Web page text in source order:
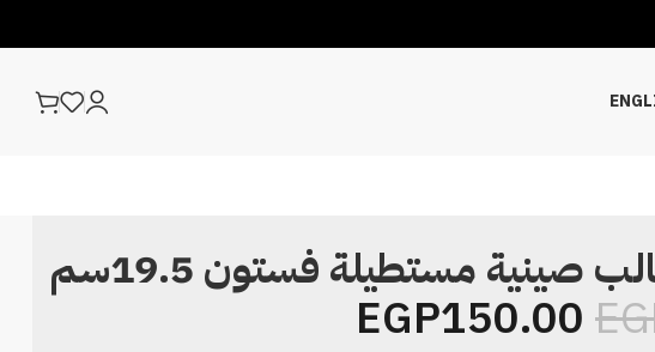
صينية مستطيلة فستون 19.5سم
EGP150.00